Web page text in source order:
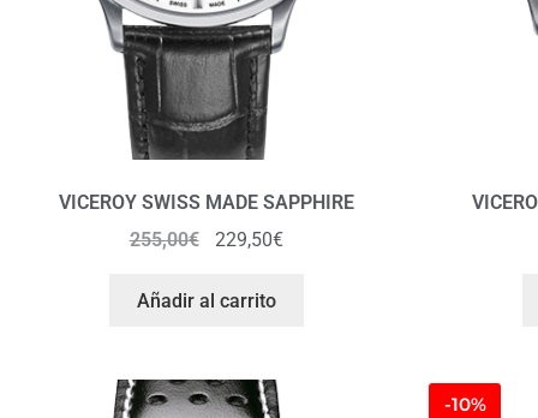
VICEROY SWISS MADE SAPPHIRE
255,00€ 229,50€
Añadir al carrito
-10%